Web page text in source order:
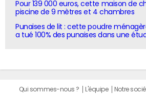
Pour 139 000 euros, cette maison de
piscine de 9 mètres et 4 chambres
Punaises de lit : cette poudre
a tué 100% des punaises dans une
Qui sommes-nous ? L'équipe Notre